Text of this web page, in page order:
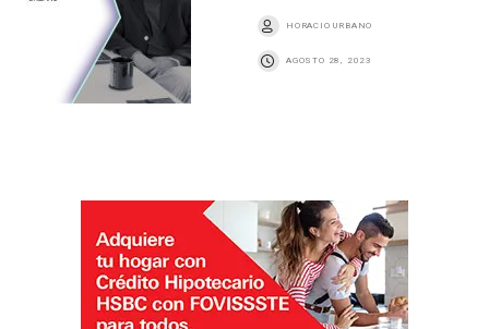
HORACIO URBANO
AGOSTO 28, 2023